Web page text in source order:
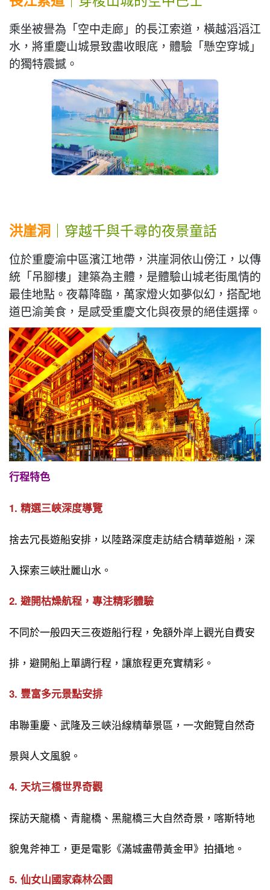
乘坐被譽為「空中走廊」的長江索道，橫越滔滔江
水，將重慶山城景致盡收眼底，體驗「懸空穿城」
的獨特震撼。
洪崖洞 ｜穿越千與千尋的夜景童話
位於重慶渝中區濱江地帶，洪崖洞依山傍江，以傳
統「吊腳樓」建築為主體，是體驗山城老街風情的
最佳地點。夜幕降臨，萬家燈火如夢似幻，搭配地
道巴渝美食，是感受重慶文化與夜景的絕佳選擇。
行程特色
1. 精選三峽深度導覽
捨去冗長遊船安排，以陸路深度走訪結合精華遊船，深
入探索三峽壯麗山水。
2. 避開枯燥航程，專注精彩體驗
不同於一般四天三夜遊船行程，免額外岸上觀光自費安
排，避開船上單調行程，讓旅程更充實精彩。
3. 豐富多元景點安排
串聯重慶、武隆及三峽沿線精華景區，一次飽覽自然奇
景與人文風貌。
4. 天坑三橋世界奇觀
探訪天龍橋、青龍橋、黑龍橋三大自然奇景，喀斯特地
貌鬼斧神工，更是電影《滿城盡帶黃金甲》拍攝地。
5. 仙女山國家森林公園